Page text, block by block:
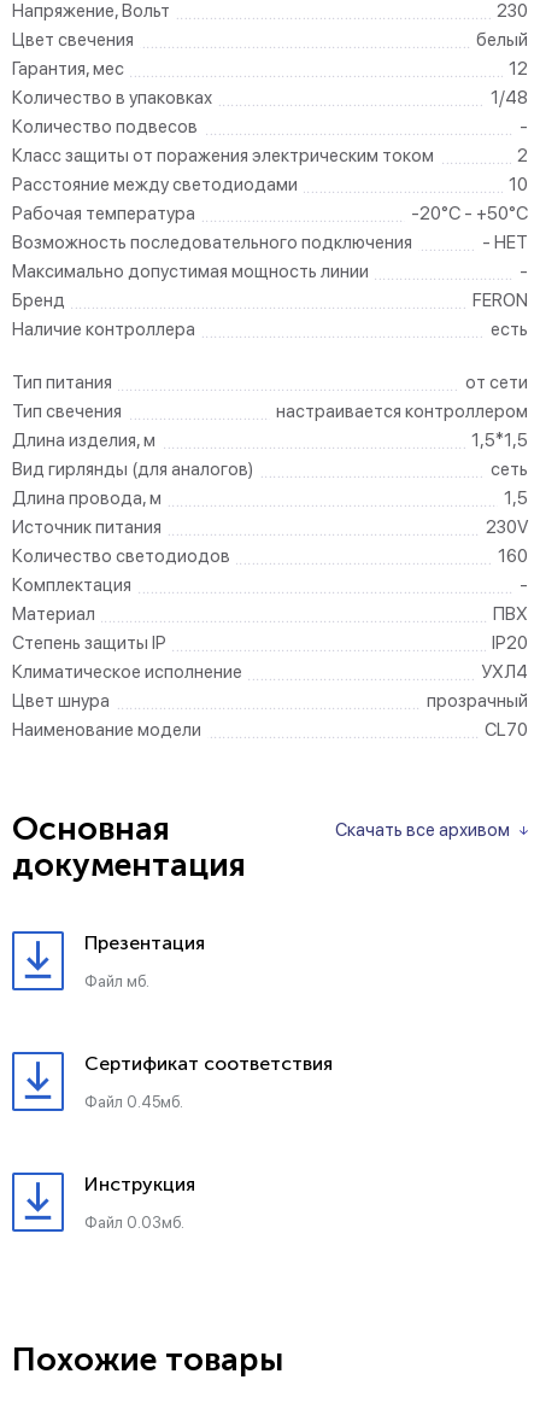
Напряжение, Вольт
230
Цвет свечения
белый
Гарантия, мес
12
Количество в упаковках
1/48
Количество подвесов
-
Класс защиты от поражения электрическим током
2
Расстояние между светодиодами
10
Рабочая температура
-20°C - +50°C
Возможность последовательного подключения
- НЕТ
Максимально допустимая мощность линии
-
Бренд
FERON
Наличие контроллера
есть
Тип питания
от сети
Тип свечения
настраивается контроллером
Длина изделия, м
1,5*1,5
Вид гирлянды (для аналогов)
сеть
Длина провода, м
1,5
Источник питания
230V
Количество светодиодов
160
Комплектация
-
Материал
ПВХ
Степень защиты IP
IP20
Климатическое исполнение
УХЛ4
Цвет шнура
прозрачный
Наименование модели
CL70
Скачать все архивом
Основная
документация
Презентация
Файл мб.
Сертификат соответствия
Файл 0.45мб.
Инструкция
Файл 0.03мб.
Похожие товары